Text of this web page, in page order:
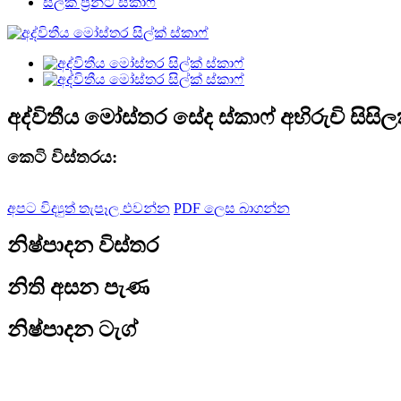
අද්විතීය මෝස්තර සේද ස්කාෆ් අභිරුචි
කෙටි විස්තරය:
අපට විද්‍යුත් තැපෑල එවන්න PDF ලෙස බාගන්න
නිෂ්පාදන විස්තර
නිති අසන පැණ
නිෂ්පාදන ටැග්